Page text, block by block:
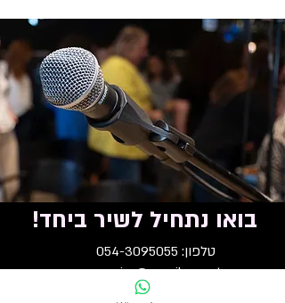
בואו נתחיל לשיר ביחד!
טלפון: 054-3095055
אימייל:mymamajor@gmail.com